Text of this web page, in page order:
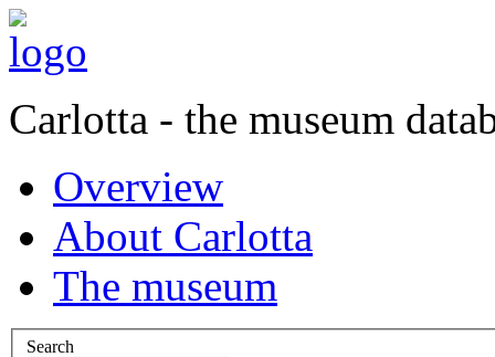
Carlotta - the museum
Overview
About Carlotta
The museum
Search